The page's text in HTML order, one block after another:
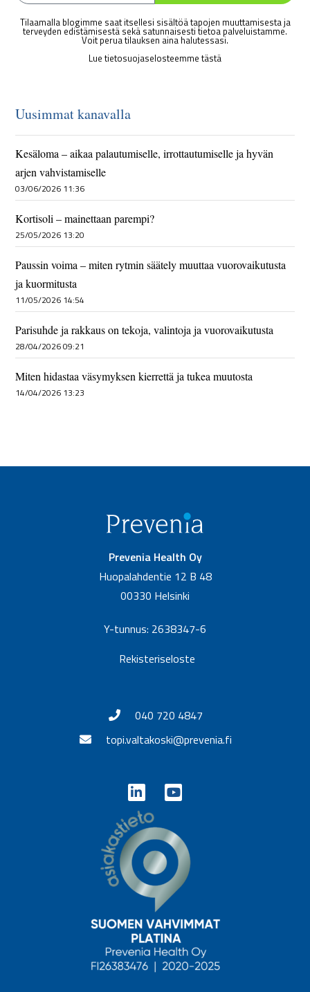
Tilaamalla blogimme saat itsellesi sisältöä tapojen muuttamisesta ja
terveyden edistämisestä sekä satunnaisesti tietoa palveluistamme.
Voit perua tilauksen aina halutessasi.
Lue tietosuojaselosteemme tästä
Uusimmat kanavalla
Kesäloma – aikaa palautumiselle, irrottautumiselle ja hyvän
arjen vahvistamiselle
03/06/2026 11:36
Kortisoli – mainettaan parempi?
25/05/2026 13:20
Paussin voima – miten rytmin säätely muuttaa vuorovaikutusta
ja kuormitusta
11/05/2026 14:54
Parisuhde ja rakkaus on tekoja, valintoja ja vuorovaikutusta
28/04/2026 09:21
Miten hidastaa väsymyksen kierrettä ja tukea muutosta
14/04/2026 13:23
Prevenia Health Oy
Huopalahdentie 12 B 48
00330 Helsinki
Y-tunnus: 2638347-6
Rekisteriseloste
040 720 4847
topi.valtakoski@prevenia.fi